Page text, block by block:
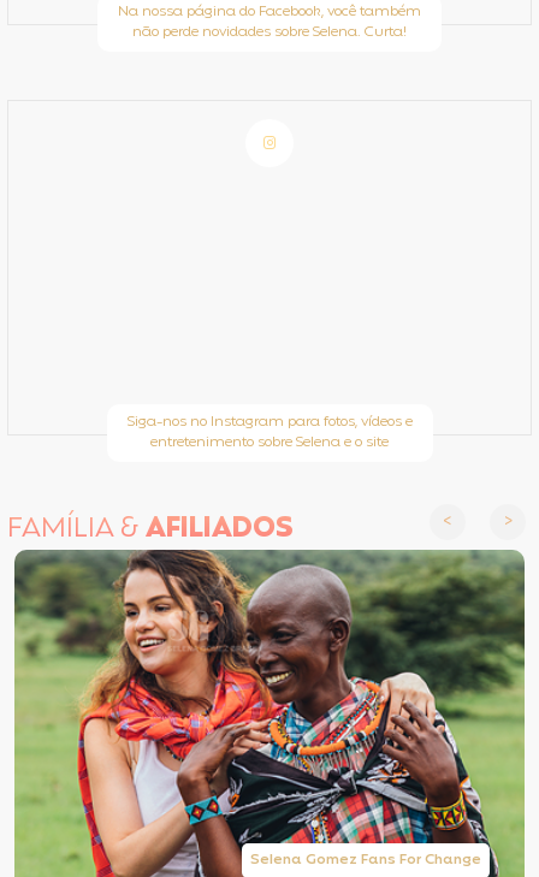
Na nossa página do Facebook, você também
não perde novidades sobre Selena. Curta!
Siga-nos no Instagram para fotos, vídeos e
entretenimento sobre Selena e o site
FAMÍLIA &AFILIADOS
Selena Gomez Fans For Change